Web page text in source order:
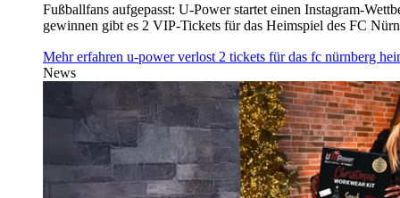
Fußballfans aufgepasst: U‑Power startet einen Instagram-
gewinnen gibt es 2 VIP-Tickets für das Heimspiel des FC
Mehr erfahren u‑power verlost 2 tickets für das fc nürnberg
News